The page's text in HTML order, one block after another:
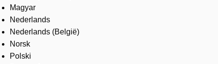
Magyar
Nederlands
Nederlands (België)
Norsk
Polski